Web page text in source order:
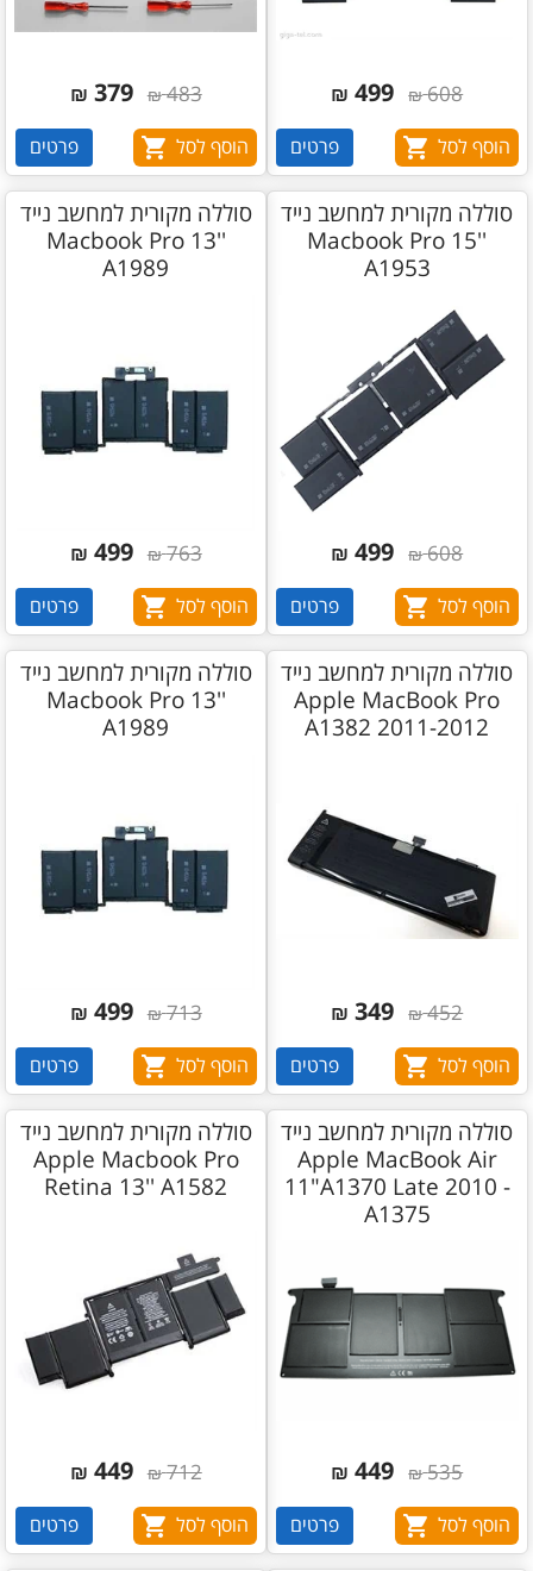
608
₪
499
₪
הוסף לסל פרטים
483
₪
379
₪
הוסף לסל פרטים
סוללה מקורית למחשב נייד
Macbook Pro 15''
A1953
608
₪
499
₪
הוסף לסל פרטים
סוללה מקורית למחשב נייד
Macbook Pro 13''
A1989
763
₪
499
₪
הוסף לסל פרטים
סוללה מקורית למחשב נייד
Apple MacBook Pro
A1382 2011-2012​
452
₪
349
₪
הוסף לסל פרטים
סוללה מקורית למחשב נייד
Macbook Pro 13''
A1989
713
₪
499
₪
הוסף לסל פרטים
סוללה מקורית למחשב נייד
Apple MacBook Air
11"A1370 Late 2010 -
A1375
535
₪
449
₪
הוסף לסל פרטים
סוללה מקורית למחשב נייד
Apple Macbook Pro
Retina 13'' A1582
712
₪
449
₪
הוסף לסל פרטים